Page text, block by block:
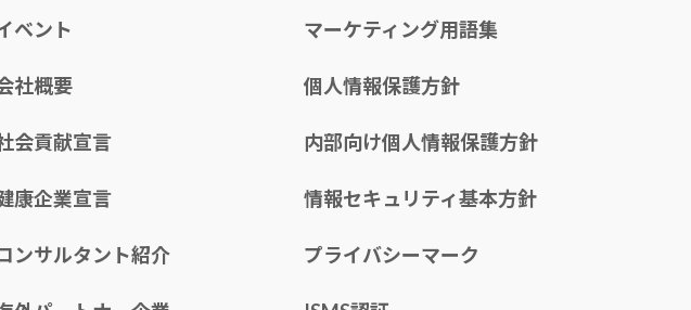
ベント
社概要
会貢献宣言
康企業宣言
ンサルタント紹介
マーケティング用語集
個人情報保護方針
内部向け個人情報保護方針
情報セキュリティ基本方針
プライバシーマーク